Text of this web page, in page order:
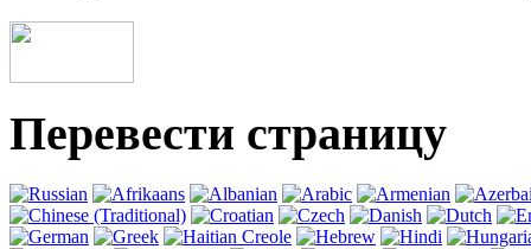
Перевести страницу